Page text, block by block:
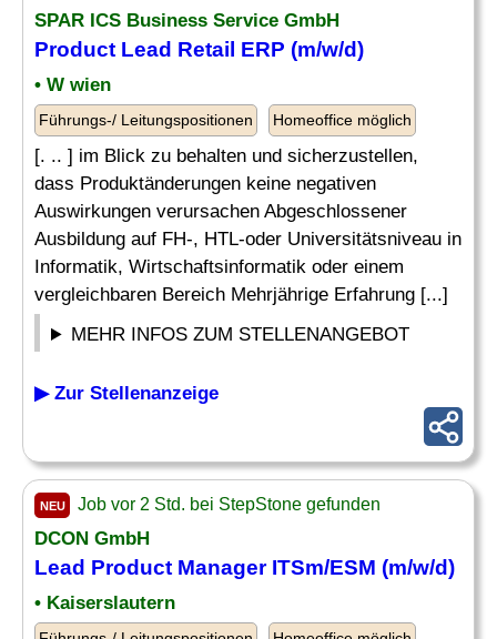
SPAR ICS Business Service GmbH
Product Lead Retail ERP (m/w/d)
• W wien
Führungs-/ Leitungspositionen Homeoffice möglich
[. .. ] im Blick zu behalten und sicherzustellen,
dass Produktänderungen keine negativen
Auswirkungen verursachen Abgeschlossener
Ausbildung auf FH-, HTL-oder Universitätsniveau in
Informatik, Wirtschaftsinformatik oder einem
vergleichbaren Bereich Mehrjährige Erfahrung [...]
MEHR INFOS ZUM STELLENANGEBOT
▶ Zur Stellenanzeige
NEU Job vor 2 Std. bei StepStone gefunden
DCON GmbH
Lead Product Manager ITSm/ESM (m/w/d)
• Kaiserslautern